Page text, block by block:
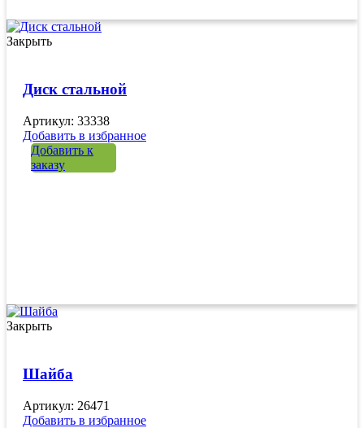
Закрыть
Диск стальной
Артикул: 33338
Добавить в избранное
Добавить к
заказу
Закрыть
Шайба
Артикул: 26471
Добавить в избранное